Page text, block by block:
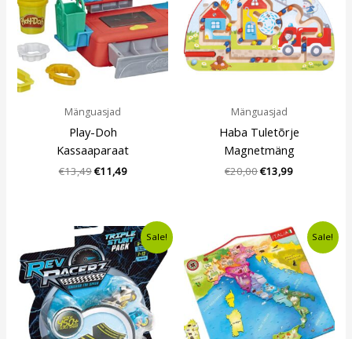
Mänguasjad
Play-Doh
Kassaaparaat
€13,49€11,49
Mänguasjad
Haba Tuletõrje
Magnetmäng
€20,00€13,99
Sale!
Algne
hind
oli:
€7,99.
Current
price
is:
€6,49.
Sale!
Algne
hind
oli:
€14,80.
Current
price
is:
€9,99.